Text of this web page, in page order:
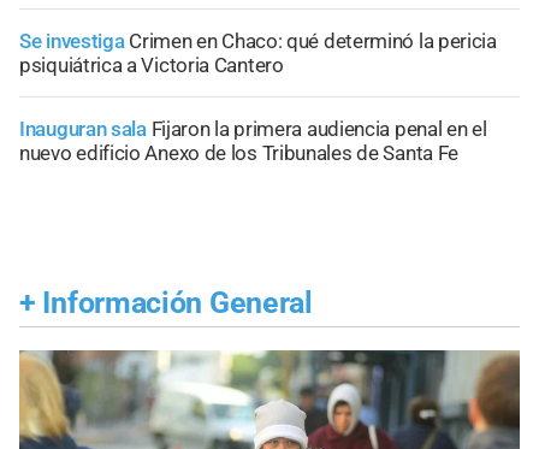
Se investiga Crimen en Chaco: qué determinó la pericia
psiquiátrica a Victoria Cantero
Inauguran sala Fijaron la primera audiencia penal en el
nuevo edificio Anexo de los Tribunales de Santa Fe
+ Información General